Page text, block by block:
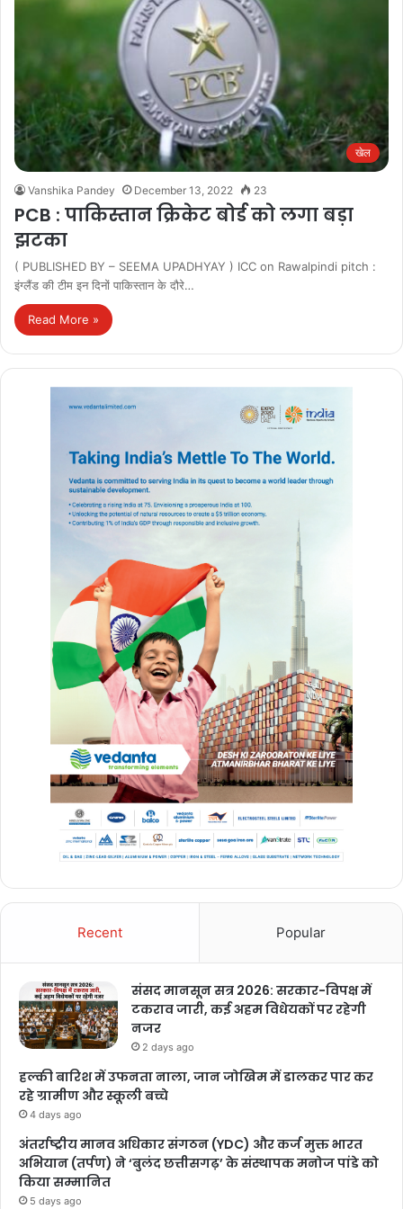
खेल
Vanshika Pandey December 13, 2022 23
PCB : पाकिस्तान क्रिकेट बोर्ड को लगा बड़ा
झटका
( PUBLISHED BY – SEEMA UPADHYAY ) ICC on Rawalpindi pitch :
इंग्लैंड की टीम इन दिनों पाकिस्तान के दौरे…
Read More »
Recent Popular
संसद मानसून सत्र 2026: सरकार-विपक्ष में
टकराव जारी, कई अहम विधेयकों पर रहेगी
नजर
2 days ago
हल्की बारिश में उफनता नाला, जान जोखिम में डालकर पार कर
रहे ग्रामीण और स्कूली बच्चे
4 days ago
अंतर्राष्ट्रीय मानव अधिकार संगठन (YDC) और कर्ज मुक्त भारत
अभियान (तर्पण) ने ‘बुलंद छत्तीसगढ़’ के संस्थापक मनोज पांडे को
किया सम्मानित
5 days ago